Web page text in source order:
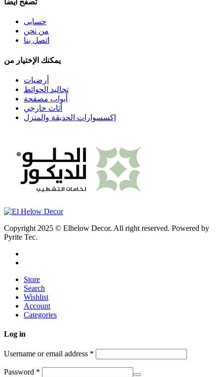
تصفح أيضا
حسابى
من نحن
اتصل بنا
يمكنك الإختيار من
أرضيات
تجاليد الحوائط
أبواب مصفحة
أثاث خارجي
إكسسوارات الحديقة والمنزل
Copyright 2025 © Elhelow Decor. All right reserved. Powered by
Pyrite Tec.
Store
Search
Wishlist
Account
Categories
Log in
Username or email address *
Password *